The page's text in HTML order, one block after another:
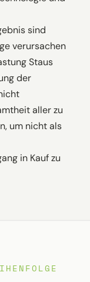
sind
verursachen
Staus
der
aller zu
um nicht als
in Kauf zu